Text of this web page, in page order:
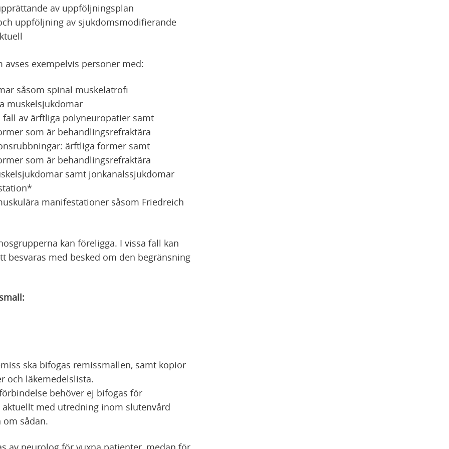
av uppföljningsplan
uppföljning av sjukdomsmodifierande
exempelvis personer med:
såsom spinal muskelatrofi
muskelsjukdomar
av ärftliga polyneuropatier samt
som är behandlingsrefraktära
ärftliga former samt
som är behandlingsrefraktära
samt jonkanalssjukdomar
manifestationer såsom Friedreich
kan föreligga. I vissa fall kan
besvaras med besked om den begränsning
ska bifogas remissmallen, samt kopior
och läkemedelslista.
behöver ej bifogas för
med utredning inom slutenvård
sådan.